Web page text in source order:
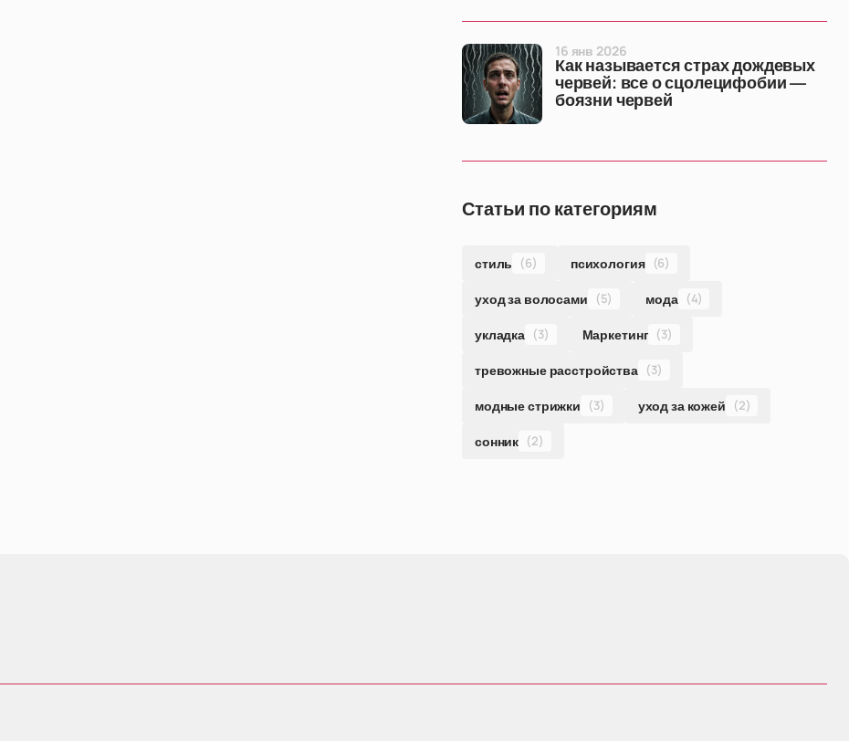
Как называется страх дождевых
червей: все о сцолецифобии —
боязни червей
16 янв 2026
Статьи по категориям
стиль (6) психология (6)
уход за волосами (5) мода (4)
укладка (3) Маркетинг (3)
тревожные расстройства (3)
модные стрижки (3) уход за кожей (2)
сонник (2)